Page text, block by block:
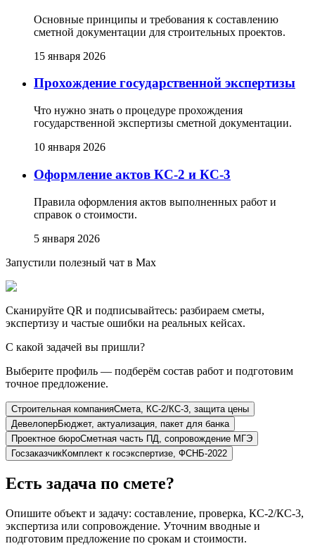
Основные принципы и требования к составлению
сметной документации для строительных проектов.
15 января 2026
Прохождение государственной экспертизы
Что нужно знать о процедуре прохождения
государственной экспертизы сметной документации.
10 января 2026
Оформление актов КС-2 и КС-3
Правила оформления актов выполненных работ и
справок о стоимости.
5 января 2026
Запустили полезный чат в Max
Сканируйте QR и подписывайтесь: разбираем сметы,
экспертизу и частые ошибки на реальных кейсах.
С какой задачей вы пришли?
Выберите профиль — подберём состав работ и подготовим
точное предложение.
Строительная компанияСмета, КС-2/КС-3, защита цены
ДевелоперБюджет, актуализация, пакет для банка
Проектное бюроСметная часть ПД, сопровождение МГЭ
ГосзаказчикКомплект к госэкспертизе, ФСНБ-2022
Есть задача по смете?
Опишите объект и задачу: составление, проверка, КС-2/КС-3,
экспертиза или сопровождение. Уточним вводные и
подготовим предложение по срокам и стоимости.